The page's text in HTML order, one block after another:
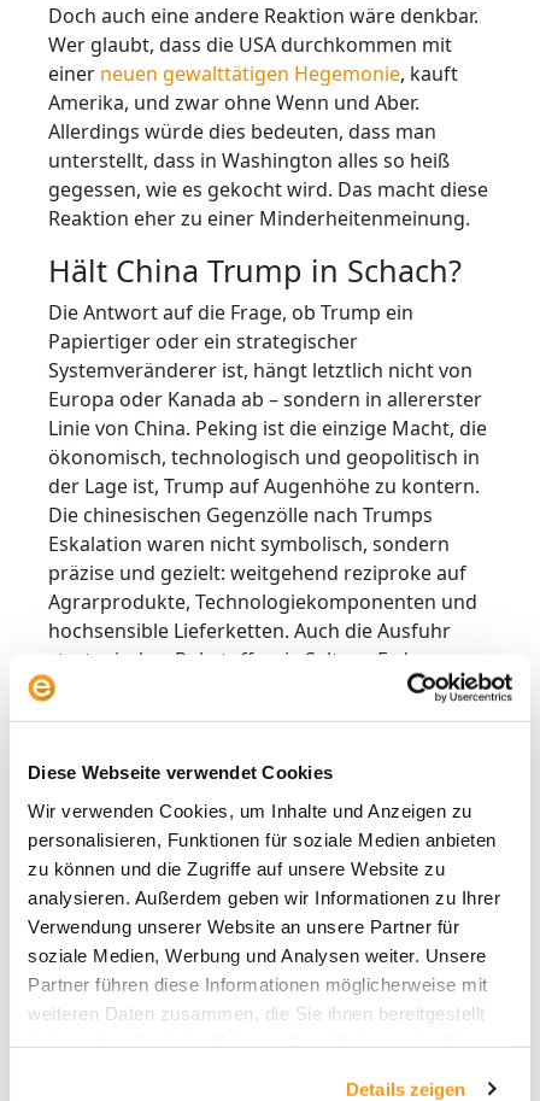
Diese Webseite verwendet Cookies
Wir verwenden Cookies, um Inhalte und Anzeigen zu
personalisieren, Funktionen für soziale Medien anbieten
zu können und die Zugriffe auf unsere Website zu
analysieren. Außerdem geben wir Informationen zu Ihrer
Verwendung unserer Website an unsere Partner für
soziale Medien, Werbung und Analysen weiter. Unsere
Partner führen diese Informationen möglicherweise mit
weiteren Daten zusammen, die Sie ihnen bereitgestellt
Details zeigen
Doch auch eine andere Reaktion wäre denkbar.
Wer glaubt, dass die USA durchkommen mit
einer neuen gewalttätigen Hegemonie, kauft
Amerika, und zwar ohne Wenn und Aber.
Allerdings würde dies bedeuten, dass man
unterstellt, dass in Washington alles so heiß
gegessen, wie es gekocht wird. Das macht diese
Reaktion eher zu einer Minderheitenmeinung.
Hält China Trump in Schach?
Die Antwort auf die Frage, ob Trump ein
Papiertiger oder ein strategischer
Systemveränderer ist, hängt letztlich nicht von
Europa oder Kanada ab – sondern in allererster
Linie von China. Peking ist die einzige Macht, die
ökonomisch, technologisch und geopolitisch in
der Lage ist, Trump auf Augenhöhe zu kontern.
Die chinesischen Gegenzölle nach Trumps
Eskalation waren nicht symbolisch, sondern
präzise und gezielt: weitgehend reziproke auf
Agrarprodukte, Technologiekomponenten und
hochsensible Lieferketten. Auch die Ausfuhr
strategischer Rohstoffe wie Seltene Erden
wurde gedrosselt. Die Botschaft war klar: China
lässt sich nicht erpressen.
Zugleich hat die Reaktion des globalen Südens,
hat ein Interesse, sich zwischen Washington
und Peking zu positionieren. Der
Handelskonflikt wird nicht multilateralisierbar –
er bleibt eine bilaterale Konfrontation zweier
Imperien, die um die Gestaltungsdominanz des
21. Jahrhunderts ringen. Wenn Trump an China
scheitert, scheitert auch das Modell des
wirtschaftlichen Nationalismus. Gewinnt er,
könnte das postglobale System zerbrechen.
Diese Asymmetrie macht China zum